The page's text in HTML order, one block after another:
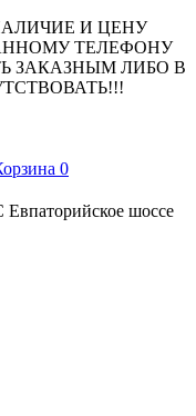
И ЦЕНУ
ТЕЛЕФОНУ
ЗАКАЗНЫМ ЛИБО В
0
шоссе